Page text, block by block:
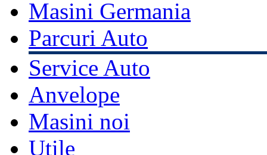
Masini Germania
Parcuri Auto
Service Auto
Anvelope
Masini noi
Utile